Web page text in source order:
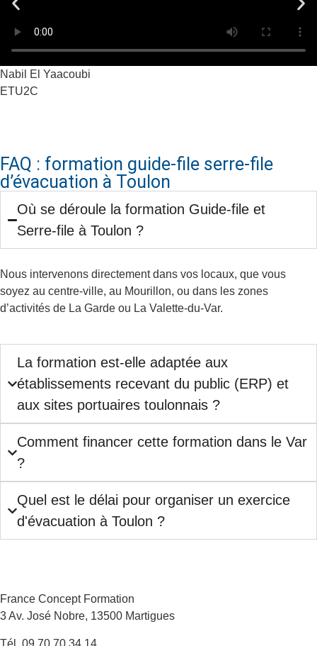
Nabil El Yaacoubi
ETU2C
FAQ : formation guide-file serre-file
d’évacuation à Toulon
Où se déroule la formation Guide-file et
Serre-file à Toulon ?
Nous intervenons directement dans vos locaux, que vous
soyez au centre-ville, au Mourillon, ou dans les zones
d’activités de La Garde ou La Valette-du-Var.
La formation est-elle adaptée aux
établissements recevant du public (ERP) et
aux sites portuaires toulonnais ?
Comment financer cette formation dans le Var
?
Quel est le délai pour organiser un exercice
d'évacuation à Toulon ?
France Concept Formation
3 Av. José Nobre, 13500 Martigues
Tél. 09 70 70 34 14